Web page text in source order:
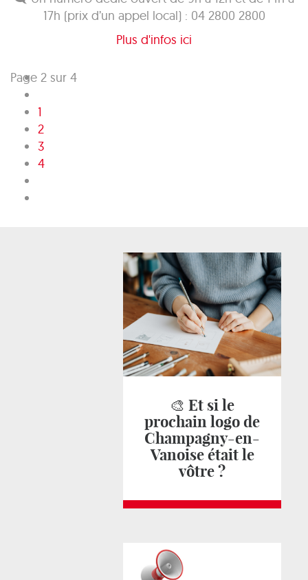
17h (prix d’un appel local) : 04 2800 2800
Plus d'infos ici
Page 2 sur 4
1
2
3
4
🎨 Et si le
prochain logo de
Champagny-en-
Vanoise était le
vôtre ?